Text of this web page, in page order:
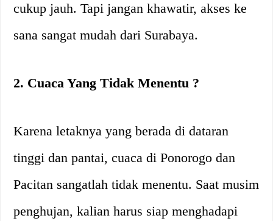
cukup jauh. Tapi jangan khawatir, akses ke
sana sangat mudah dari Surabaya.
2. Cuaca Yang Tidak Menentu ?️
Karena letaknya yang berada di dataran
tinggi dan pantai, cuaca di Ponorogo dan
Pacitan sangatlah tidak menentu. Saat musim
penghujan, kalian harus siap menghadapi